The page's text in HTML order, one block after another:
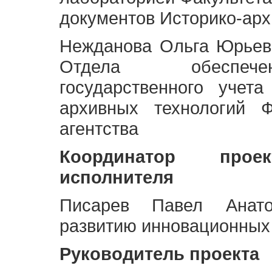
документов Историко-
Нежданова Ольга
Отдела
государственного
архивных технологий
агентства
Координатор
исполнителя
Писарев Павел
развитию
Руководитель проекта